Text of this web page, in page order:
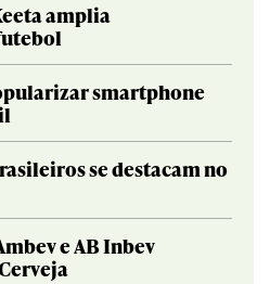
amplia
smartphone
se destacam no
e AB Inbev